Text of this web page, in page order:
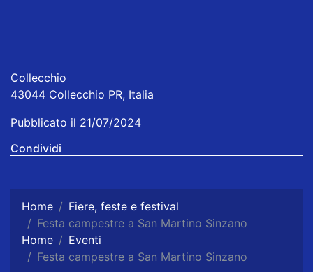
Collecchio
43044 Collecchio PR, Italia
Pubblicato il 21/07/2024
Condividi
Home
Fiere, feste e festival
Festa campestre a San Martino Sinzano
Home
Eventi
Festa campestre a San Martino Sinzano